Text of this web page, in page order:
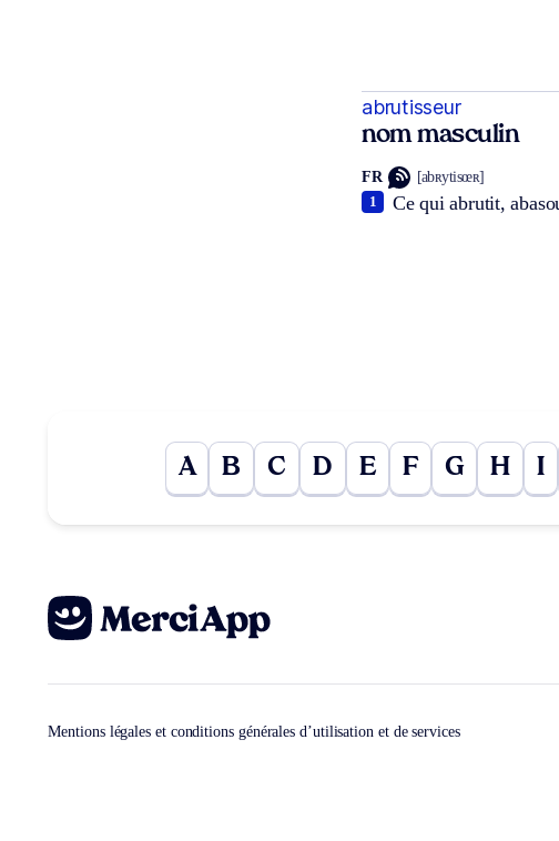
abrutisseur
nom masculin
FR [abʀytisœʀ]
Ce qui abrutit,
1
A B C D E F G H I
Mentions légales et conditions générales d’utilisation et de services